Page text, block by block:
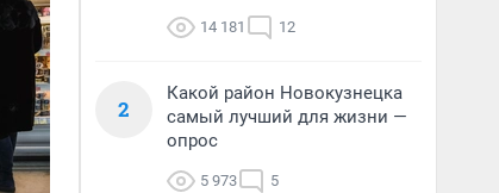
14 181 12
2
Какой район Новокузнецка
самый лучший для жизни —
опрос
5 973 5